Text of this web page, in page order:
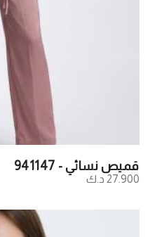
قميص نسائي - 941147
27.900 د.ك